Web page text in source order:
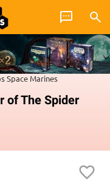
Space Marines
of The Spider